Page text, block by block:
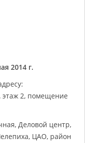
2014 г.
этаж 2, помещение
Деловой центр,
ЦАО, район